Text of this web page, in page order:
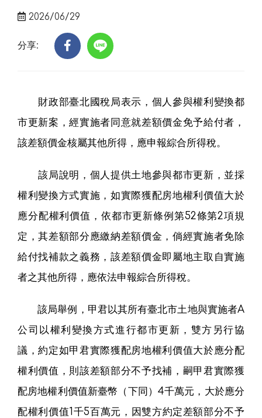
2026/06/29
分享:
財政部臺北國稅局表示，個人參與權利變換都
市更新案，經實施者同意就差額價金免予給付者，
該差額價金核屬其他所得，應申報綜合所得稅。
該局說明，個人提供土地參與都市更新，並採
權利變換方式實施，如實際獲配房地權利價值大於
應分配權利價值，依都市更新條例第52條第2項規
定，其差額部分應繳納差額價金，倘經實施者免除
給付找補款之義務，該差額價金即屬地主取自實施
者之其他所得，應依法申報綜合所得稅。
該局舉例，甲君以其所有臺北市土地與實施者A
公司以權利變換方式進行都市更新，雙方另行協
議，約定如甲君實際獲配房地權利價值大於應分配
權利價值，則該差額部分不予找補，嗣甲君實際獲
配房地權利價值新臺幣（下同）4千萬元，大於應分
配權利價值1千5百萬元，因雙方約定差額部分不予